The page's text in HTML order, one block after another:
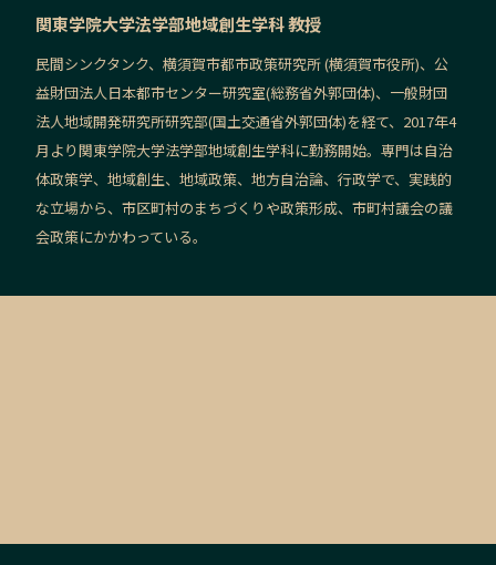
関東学院大学法学部地域創生学科 教授
民間シンクタンク、横須賀市都市政策研究所 (横須賀市役所)、公
益財団法人日本都市センター研究室(総務省外郭団体)、一般財団
法人地域開発研究所研究部(国土交通省外郭団体)を経て、2017年4
月より関東学院大学法学部地域創生学科に勤務開始。専門は自治
体政策学、地域創生、地域政策、地方自治論、行政学で、実践的
な立場から、市区町村のまちづくりや政策形成、市町村議会の議
会政策にかかわっている。